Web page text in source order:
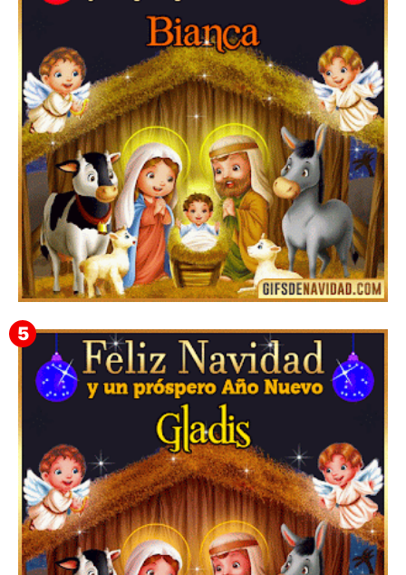
Te deseo una Feliz Navidad Barsimea
Feliz Navidad y próspero Año Nuevo Bianca